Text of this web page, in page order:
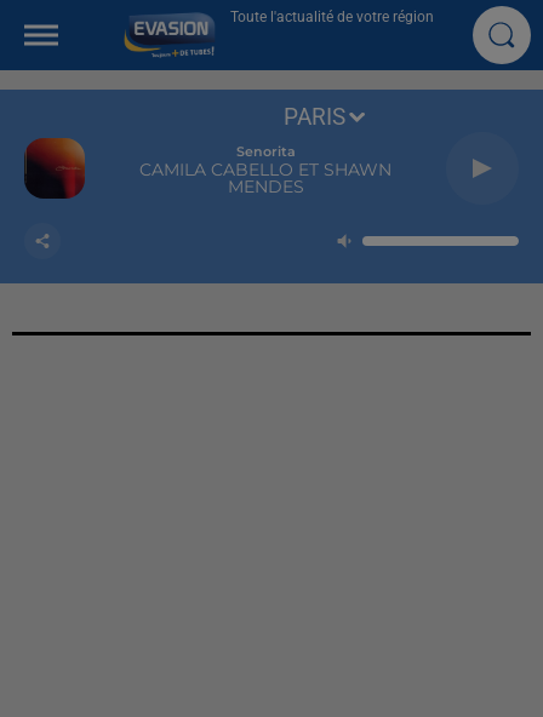
Toute l'actualité de votre région
Senorita
CAMILA CABELLO ET SHAWN
MENDES
PARIS